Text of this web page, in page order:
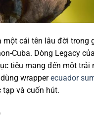
một cái tên lâu đời trong
Cuba. Dòng Legacy của
tiêu mang đến một trải
wrapperecuador
và cuốn hút.